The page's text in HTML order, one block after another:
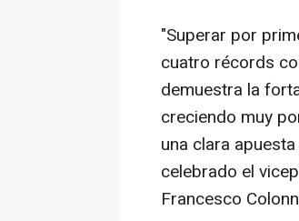
"Superar por
cuatro récords
demuestra la
creciendo muy
una clara
celebrado el
Francesco